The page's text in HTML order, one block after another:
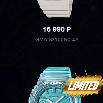
16 990P
GMA-S2100NC-4A